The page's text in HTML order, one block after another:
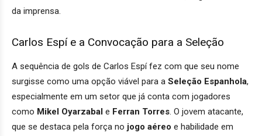
da imprensa.
Carlos Espí e a Convocação para a Seleção
A sequência de gols de Carlos Espí fez com que seu nome
surgisse como uma opção viável para a Seleção Espanhola,
especialmente em um setor que já conta com jogadores
como Mikel Oyarzabal e Ferran Torres. O jovem atacante,
que se destaca pela força no jogo aéreo e habilidade em